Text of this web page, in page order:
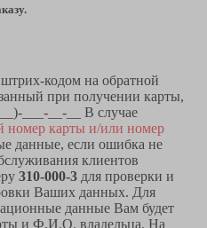
кодом на обратной
при получении карты,
___-__-__ В случае
номер карты и/или номер
данные, если ошибка не
клиентов
310-000-3 для проверки и
Ваших данных. Для
данные Вам будет
и Ф.И.О. владельца. На